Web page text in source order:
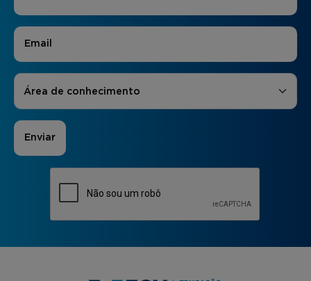
E-mail
Áreas de Interesse
Área de conhecimento